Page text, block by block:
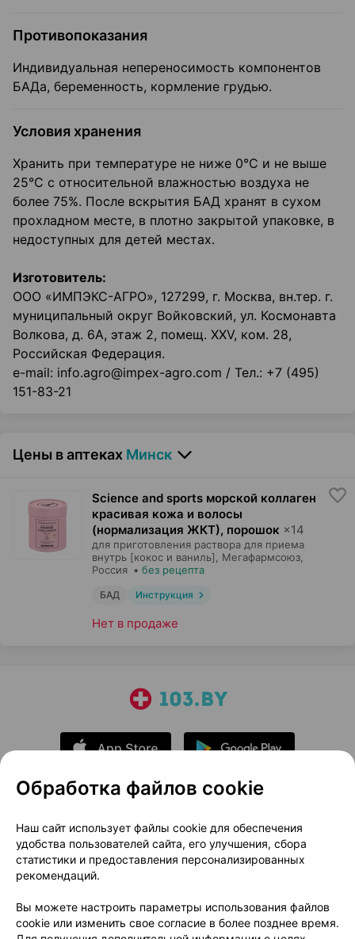
Противопоказания
Индивидуальная непереносимость компонентов
БАДа, беременность, кормление грудью.
Условия хранения
Хранить при температуре не ниже 0°С и не выше
25°С с относительной влажностью воздуха не
более 75%. После вскрытия БАД хранят в сухом
прохладном месте, в плотно закрытой упаковке, в
недоступных для детей местах.
Изготовитель:
ООО «ИМПЭКС-АГРО», 127299, г. Москва, вн.тер. г.
муниципальный округ Войковский, ул. Космонавта
Волкова, д. 6А, этаж 2, помещ. XXV, ком. 28,
Российская Федерация.
е-mail: info.agro@impex-agro.com / Тел.: +7 (495)
151-83-21
Цены в аптеках Минск
Science and sports морской коллаген
красивая кожа и волосы
(нормализация ЖКТ), порошок ×14
для приготовления раствора для приема
внутрь [кокос и ваниль], Мегафармсоюз,
Россия • без рецепта
БАД Инструкция
Нет в продаже
О проекте
Новости проекта
Размещение рекламы
Медицинский маркетинг
Публичный договор
Доставка
Способы оплаты
Вакансии
Партнеры
Обработка файлов cookie
Наш сайт использует файлы cookie для обеспечения
удобства пользователей сайта, его улучшения, сбора
статистики и предоставления персонализированных
рекомендаций.
Вы можете настроить параметры использования файлов
cookie или изменить свое согласие в более позднее время.